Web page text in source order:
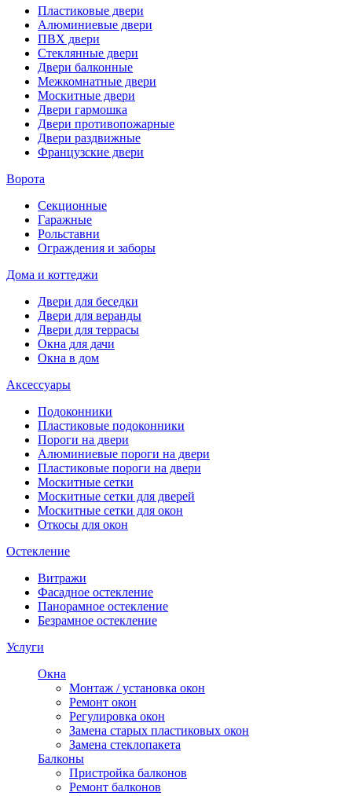
Пластиковые двери
Алюминиевые двери
ПВХ двери
Стеклянные двери
Двери балконные
Межкомнатные двери
Москитные двери
Двери гармошка
Двери противопожарные
Двери раздвижные
Французские двери
Ворота
Секционные
Гаражные
Рольставни
Ограждения и заборы
Дома и коттеджи
Двери для беседки
Двери для веранды
Двери для террасы
Окна для дачи
Окна в дом
Аксессуары
Подоконники
Пластиковые подоконники
Пороги на двери
Алюминиевые пороги на двери
Пластиковые пороги на двери
Москитные сетки
Москитные сетки для дверей
Москитные сетки для окон
Откосы для окон
Остекление
Витражи
Фасадное остекление
Панорамное остекление
Безрамное остекление
Услуги
Окна
Монтаж / установка окон
Ремонт окон
Регулировка окон
Замена старых пластиковых окон
Замена стеклопакета
Балконы
Пристройка балконов
Ремонт балконов